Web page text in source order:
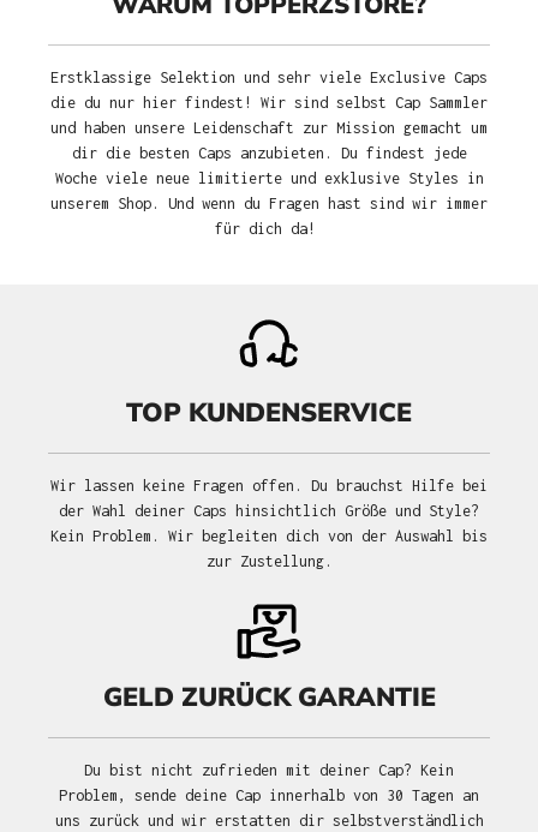
Erstklassige Selektion und sehr viele Exclusive Caps
die du nur hier findest! Wir sind selbst Cap Sammler
und haben unsere Leidenschaft zur Mission gemacht um
dir die besten Caps anzubieten. Du findest jede
Woche viele neue limitierte und exklusive Styles in
unserem Shop. Und wenn du Fragen hast sind wir immer
für dich da!
TOP KUNDENSERVICE
Wir lassen keine Fragen offen. Du brauchst Hilfe bei
der Wahl deiner Caps hinsichtlich Größe und Style?
Kein Problem. Wir begleiten dich von der Auswahl bis
zur Zustellung.
GELD ZURÜCK GARANTIE
Du bist nicht zufrieden mit deiner Cap? Kein
Problem, sende deine Cap innerhalb von 30 Tagen an
uns zurück und wir erstatten dir selbstverständlich